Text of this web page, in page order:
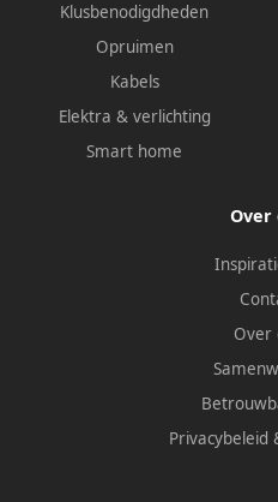
Klusbenodigdheden
Opruimen
Kabels
Elektra & verlichting
Smart home
Over
Over
Privacybeleid